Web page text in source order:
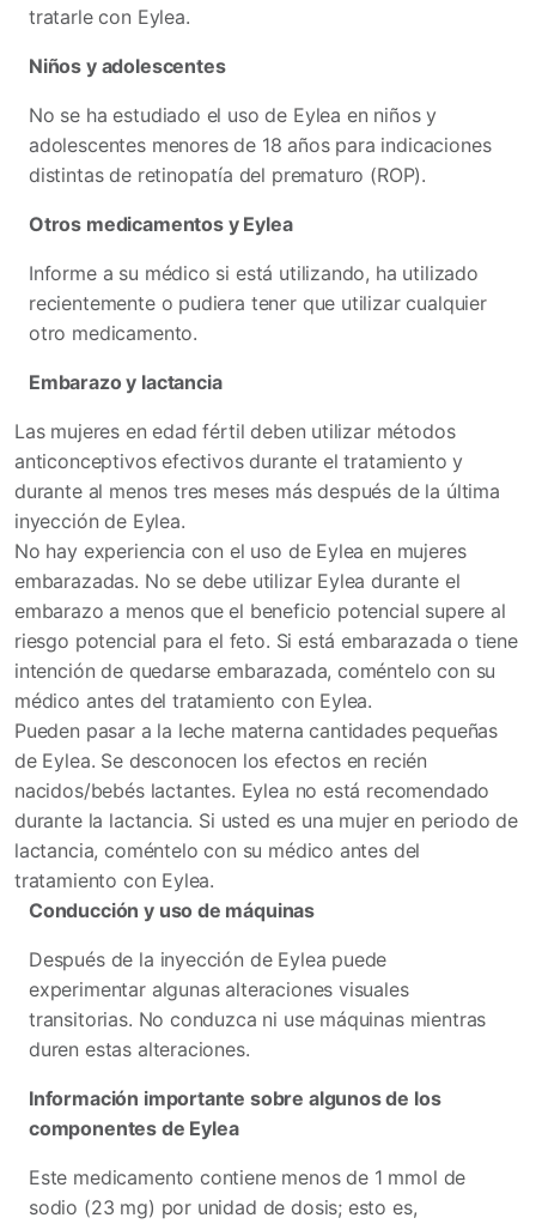
tratarle con Eylea.
Niños y adolescentes
No se ha estudiado el uso de Eylea en niños y
adolescentes menores de 18 años para indicaciones
distintas de retinopatía del prematuro (ROP).
Otros medicamentos y Eylea
Informe a su médico si está utilizando, ha utilizado
recientemente o pudiera tener que utilizar cualquier
otro medicamento.
Embarazo y lactancia
Las mujeres en edad fértil deben utilizar métodos
anticonceptivos efectivos durante el tratamiento y
durante al menos tres meses más después de la última
inyección de Eylea.
No hay experiencia con el uso de Eylea en mujeres
embarazadas. No se debe utilizar Eylea durante el
embarazo a menos que el beneficio potencial supere al
riesgo potencial para el feto. Si está embarazada o tiene
intención de quedarse embarazada, coméntelo con su
médico antes del tratamiento con Eylea.
Pueden pasar a la leche materna cantidades pequeñas
de Eylea. Se desconocen los efectos en recién
nacidos/bebés lactantes. Eylea no está recomendado
durante la lactancia. Si usted es una mujer en periodo de
lactancia, coméntelo con su médico antes del
tratamiento con Eylea.
Conducción y uso de máquinas
Después de la inyección de Eylea puede
experimentar algunas alteraciones visuales
transitorias. No conduzca ni use máquinas mientras
duren estas alteraciones.
Información importante sobre algunos de los
componentes de Eylea
Este medicamento contiene menos de 1 mmol de
sodio (23 mg) por unidad de dosis; esto es,